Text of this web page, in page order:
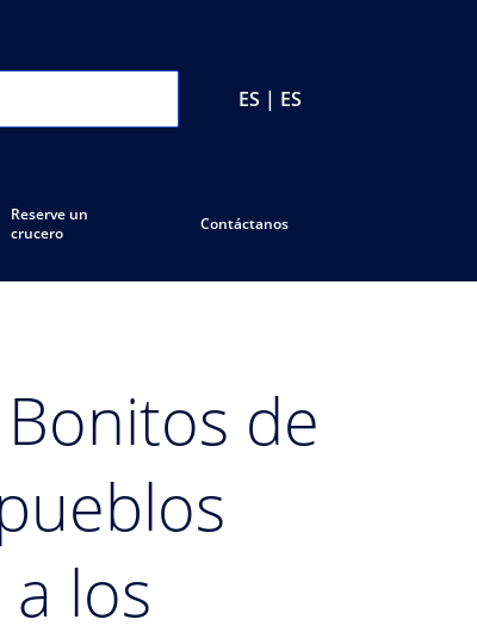
ES | ES
Reserve un
crucero
Contáctanos
de
los